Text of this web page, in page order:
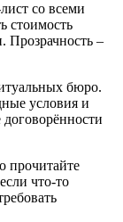
со всеми
стоимость
Прозрачность –
бюро.
условия и
прочитайте
что-то